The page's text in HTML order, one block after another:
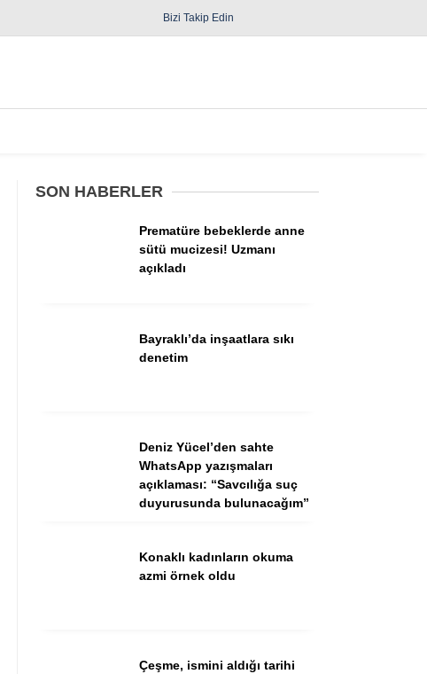
Dünya
Sağlık
Bizi Takip Edin
SON HABERLER
Prematüre bebeklerde anne
sütü mucizesi! Uzmanı
açıkladı
Bayraklı’da inşaatlara sıkı
denetim
Deniz Yücel’den sahte
WhatsApp yazışmaları
açıklaması: “Savcılığa suç
duyurusunda bulunacağım”
Konaklı kadınların okuma
azmi örnek oldu
Çeşme, ismini aldığı tarihi